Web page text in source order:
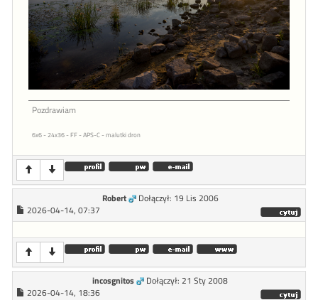
Pozdrawiam
6x6 - 24x36 - FF - APS-C - malutki dron
Robert
Dołączył: 19 Lis 2006
2026-04-14, 07:37
incosgnitos
Dołączył: 21 Sty 2008
2026-04-14, 18:36